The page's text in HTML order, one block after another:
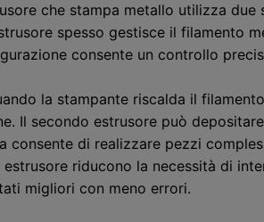
che stampa metallo utilizza
spesso gestisce il filamento
consente un controllo
la stampante riscalda il
Il secondo estrusore può
consente di realizzare pezzi
riducono la necessità di
migliori con meno errori.